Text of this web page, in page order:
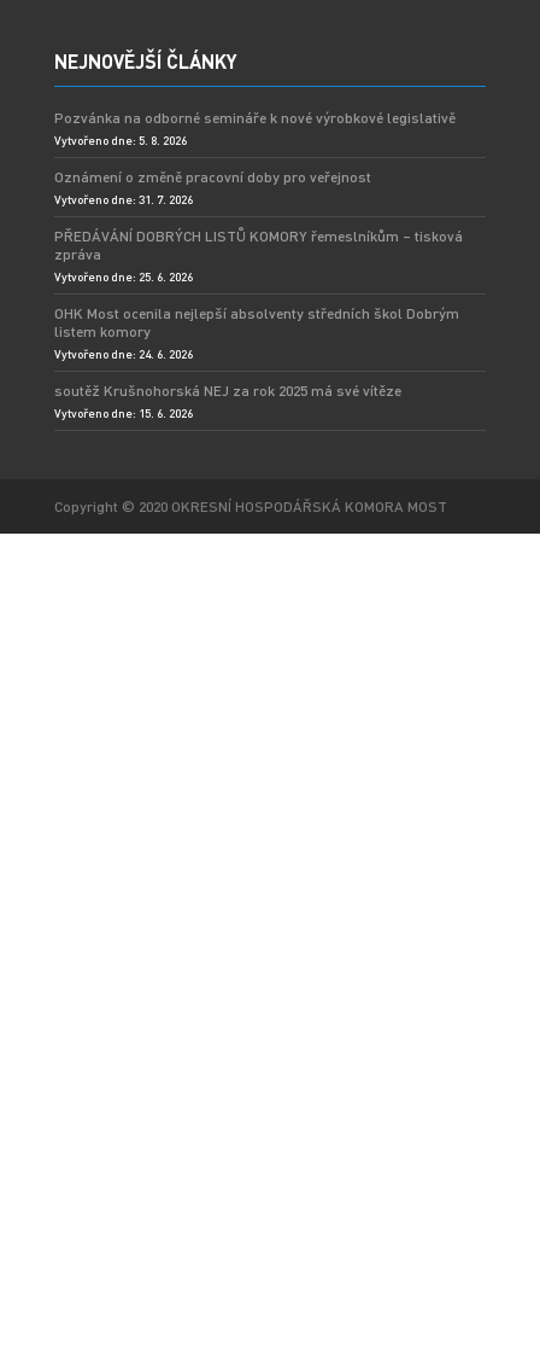
NEJNOVĚJŠÍ ČLÁNKY
Pozvánka na odborné semináře k nové výrobkové legislativě
Vytvořeno dne: 5. 8. 2026
Oznámení o změně pracovní doby pro veřejnost
Vytvořeno dne: 31. 7. 2026
PŘEDÁVÁNÍ DOBRÝCH LISTŮ KOMORY řemeslníkům – tisková
zpráva
Vytvořeno dne: 25. 6. 2026
OHK Most ocenila nejlepší absolventy středních škol Dobrým
listem komory
Vytvořeno dne: 24. 6. 2026
soutěž Krušnohorská NEJ za rok 2025 má své vítěze
Vytvořeno dne: 15. 6. 2026
Copyright © 2020 OKRESNÍ HOSPODÁŘSKÁ KOMORA MOST